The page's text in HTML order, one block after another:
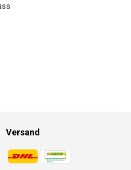
Versand
Zahlungsmethoden